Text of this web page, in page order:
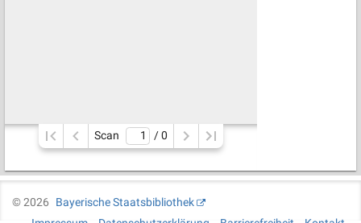
Scan / 0
©2026
Bayerische Staatsbibliothek